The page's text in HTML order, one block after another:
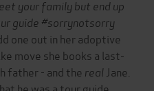
your family but end up
guide #sorrynotsorry
one out in her adoptive
move she books a last-
father - and the real Jane.